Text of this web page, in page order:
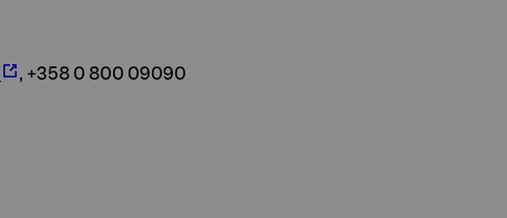
, +358 0 800 09090